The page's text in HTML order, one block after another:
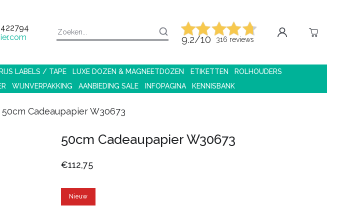
9.2/10 316 reviews
LABELS / TAPE LUXE DOZEN & MAGNEETDOZEN ETIKETTEN
ROLHOUDERS
WIJNVERPAKKING AANBIEDING SALE INFOPAGINA KENNISBANK
50cm Cadeaupapier W30673
50cm Cadeaupapier W30673
€112,75
Nieuw